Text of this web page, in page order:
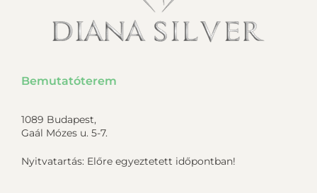
Bemutatóterem
1089 Budapest,
Gaál Mózes u. 5-7.
Nyitvatartás: Előre egyeztetett időpontban!